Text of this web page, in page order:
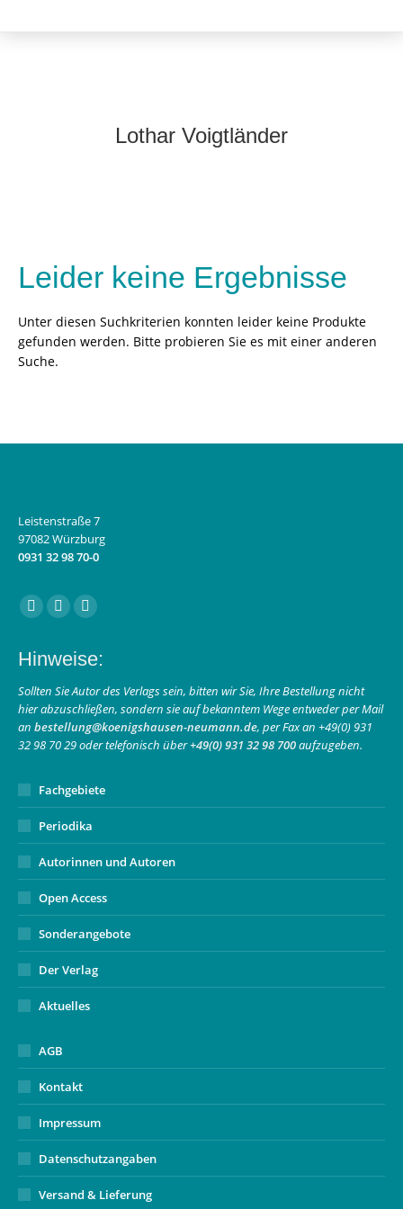
Lothar Voigtländer
Leider keine Ergebnisse
Unter diesen Suchkriterien konnten leider keine Produkte
gefunden werden. Bitte probieren Sie es mit einer anderen
Suche.
Leistenstraße 7
97082 Würzburg
0931 32 98 70-0
Finden Sie uns auf:
Facebook
opens
in
new
window
Instagram
opens
in
new
window
E-
page
opens
in
new
window
Hinweise:
Sollten Sie Autor des Verlags sein, bitten wir Sie, Ihre Bestellung nicht
hier abzuschließen, sondern sie auf bekanntem Wege entweder per Mail
an bestellung@koenigshausen-neumann.de, per Fax an +49(0) 931
32 98 70 29 oder telefonisch über+49(0) 931 32 98 700aufzugeben.
Fachgebiete
Periodika
Autorinnen und Autoren
Open Access
Sonderangebote
Der Verlag
Aktuelles
AGB
Kontakt
Impressum
Datenschutzangaben
Versand & Lieferung